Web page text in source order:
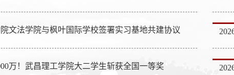
文法学院与枫叶国际学校签署实习基地共建协议
万！武昌理工学院大二学生斩获全国一等奖